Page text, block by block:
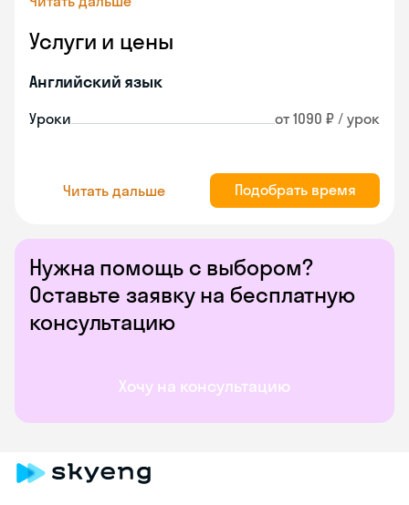
Нужна помощь с выбором?
Оставьте заявку на бесплатную
консультацию
Хочу на консультацию
Услуги и цены
Английский язык
Уроки от 1090 ₽ / урок
Читать дальше Подобрать время